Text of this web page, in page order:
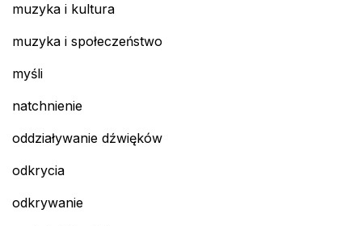
muzyka i kultura
muzyka i społeczeństwo
myśli
natchnienie
oddziaływanie dźwięków
odkrycia
odkrywanie